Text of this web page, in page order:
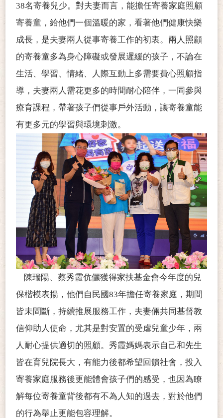
38名寄養兒少。對夫妻而言，能擔任寄養家庭照顧
寄養童，給他們一個溫暖的家，看著他們健康快樂
成長，是夫妻兩人從事寄養工作的初衷。兩人照顧
的寄養童多為身心障礙或發展遲緩的孩子，不論在
生活、學習、情緒、人際互動上多需要費心照顧指
導，夫妻兩人需花更多的時間耐心陪伴，一同參與
療育課程，帶著孩子們從事戶外活動，讓寄養童能
有更多元的學習與環境刺激。
陳瑞陽、蔡秀霞伉儷獲得家扶基金會今年度的兒
保楷模表揚，他們自民國83年擔任寄養家庭，期間
皆未間斷，持續推展服務工作，夫妻倆共同基督教
信仰助人使命，尤其是對安置的受虐兒童少年，兩
人耐心提供適切的照顧。秀霞媽媽表示自己和先生
皆在育兒院長大，有能力後都希望回饋社會，投入
寄養家庭服務後更能體會孩子們的感受，也因為瞭
解每位寄養童背後都有不為人知的過去，對於他們
的行為舉止更能包容理解。